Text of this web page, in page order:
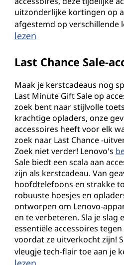
uitzonderlijke kortingen op
afgestemd op verschillende
lezen
Last Chance Sale-
Maak je kerstcadeaus nog
Last Minute Gift Sale op
zoek bent naar stijlvolle
krachtige opladers, onze
accessoires heeft voor elk
zoek naar Last Chance -
Zoek niet verder! Lenovo's
Sale biedt een scala aan
zijn als kerstcadeau. Van
hoofdtelefoons en strakke
robuuste hoesjes en
ontworpen om Lenovo-
en te verbeteren. Sla je slag
essentiële accessoires
voordat ze uitverkocht zijn!
vleugje tech-flair toe aan je